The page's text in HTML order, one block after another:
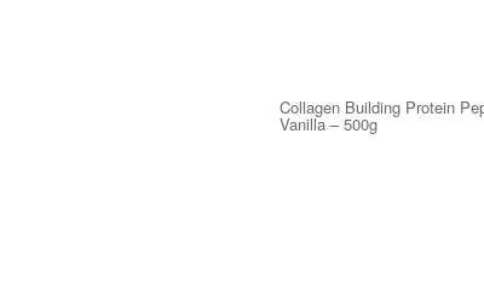
Collagen Building Protein
Vanilla – 500g